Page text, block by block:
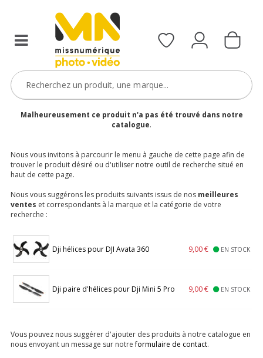
Malheureusement ce produit n'a pas été trouvé dans notre
catalogue.
Nous vous invitons à parcourir le menu à gauche de cette page afin de
trouver le produit désiré ou d'utiliser notre outil de recherche situé en
haut de cette page.
Nous vous suggérons les produits suivants issus de nos meilleures
ventes et correspondants à la marque et la catégorie de votre
recherche :
Dji hélices pour DJI Avata 360 9,00 € EN STOCK
Dji paire d'hélices pour Dji Mini 5 Pro 9,00 € EN STOCK
Vous pouvez nous suggérer d'ajouter des produits à notre catalogue en
nous envoyant un message sur notreformulaire de contact.